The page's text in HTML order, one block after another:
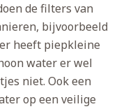
de filters van
bijvoorbeeld
heeft piepkleine
water er wel
niet. Ook een
op een veilige